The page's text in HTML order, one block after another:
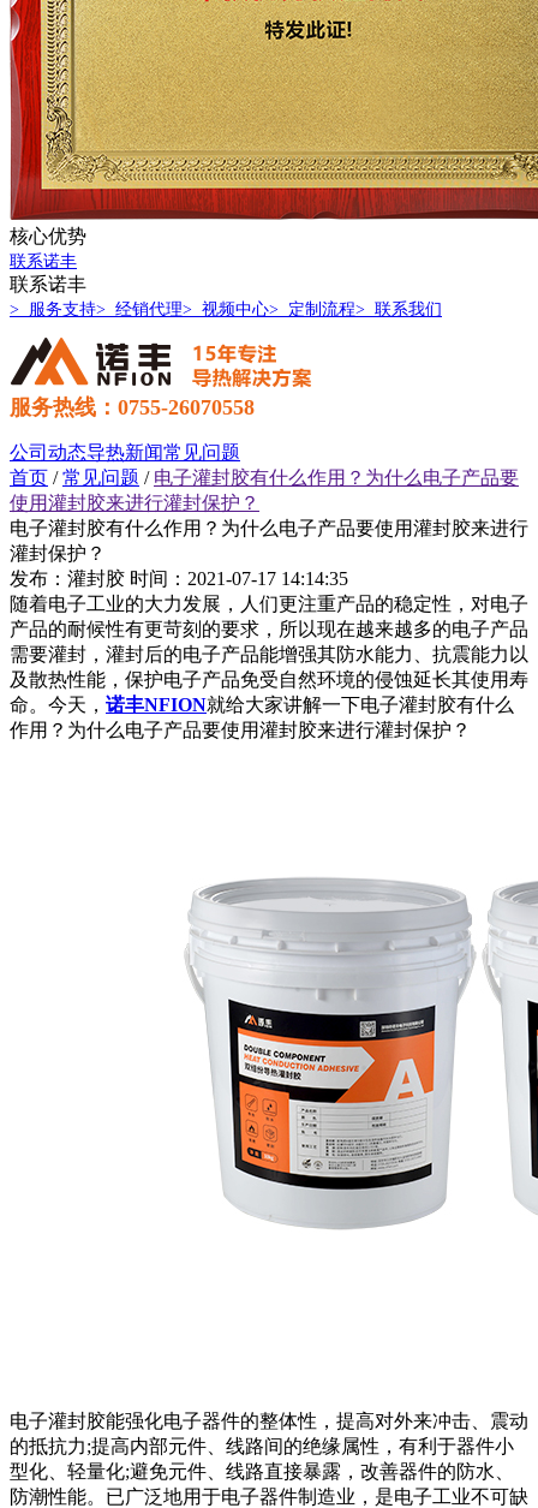
核心优势
联系诺丰
联系诺丰
> 服务支持> 经销代理> 视频中心> 定制流程> 联系我们
服务热线：0755-26070558
公司动态导热新闻常见问题
首页 /常见问题 / 电子灌封胶有什么作用？为什么电子产品要
使用灌封胶来进行灌封保护？
电子灌封胶有什么作用？为什么电子产品要使用灌封胶来进行
灌封保护？
发布：灌封胶 时间：2021-07-17 14:14:35
随着电子工业的大力发展，人们更注重产品的稳定性，对电子
产品的耐候性有更苛刻的要求，所以现在越来越多的电子产品
需要灌封，灌封后的电子产品能增强其防水能力、抗震能力以
及散热性能，保护电子产品免受自然环境的侵蚀延长其使用寿
命。今天， 诺丰NFION就给大家讲解一下电子灌封胶有什么
作用？为什么电子产品要使用灌封胶来进行灌封保护？
电子灌封胶能强化电子器件的整体性，提高对外来冲击、震动
的抵抗力;提高内部元件、线路间的绝缘属性，有利于器件小
型化、轻量化;避免元件、线路直接暴露，改善器件的防水、
防潮性能。已广泛地用于电子器件制造业，是电子工业不可缺